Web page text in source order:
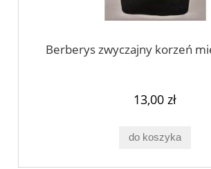
Berberys zwyczajny korzeń
13,00 zł
do koszyka